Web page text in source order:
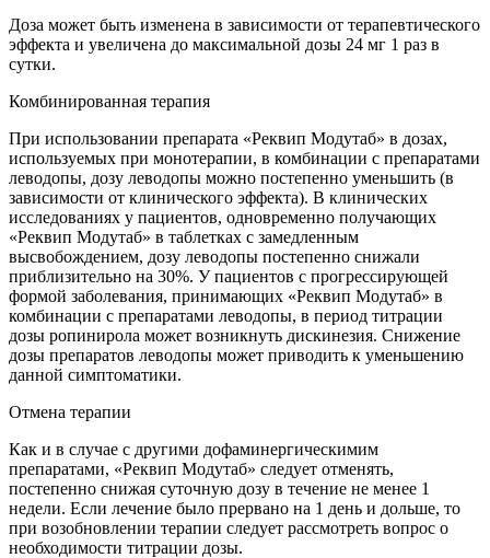
Доза может быть изменена в зависимости от терапевтического
эффекта и увеличена до максимальной дозы 24 мг 1 раз в
сутки.
Комбинированная терапия
При использовании препарата «Реквип Модутаб» в дозах,
используемых при монотерапии, в комбинации с препаратами
леводопы, дозу леводопы можно постепенно уменьшить (в
зависимости от клинического эффекта). В клинических
исследованиях у пациентов, одновременно получающих
«Реквип Модутаб» в таблетках с замедленным
высвобождением, дозу леводопы постепенно снижали
приблизительно на 30%. У пациентов с прогрессирующей
формой заболевания, принимающих «Реквип Модутаб» в
комбинации с препаратами леводопы, в период титрации
дозы ропинирола может возникнуть дискинезия. Снижение
дозы препаратов леводопы может приводить к уменьшению
данной симптоматики.
Отмена терапии
Как и в случае с другими дофаминергическимим
препаратами, «Реквип Модутаб» следует отменять,
постепенно снижая суточную дозу в течение не менее 1
недели. Если лечение было прервано на 1 день и дольше, то
при возобновлении терапии следует рассмотреть вопрос о
необходимости титрации дозы.